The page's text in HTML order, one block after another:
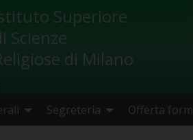
Superiore
Scienze
di Milano
Segreteria Offerta